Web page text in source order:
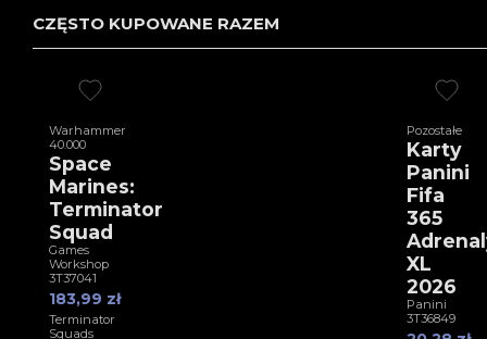
CZĘSTO KUPOWANE RAZEM
Warhammer
40.000
Space
Marines:
Terminator
Squad
Games
Workshop
3T37041
183,99 zł
Terminator
Squads
Pozostałe
Karty
Panini
Fifa
365
XL
2026
Panini
3T36849